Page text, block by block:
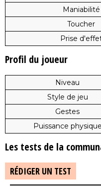
Maniabilité
Toucher
Prise
Profil du joueur
Niveau
Style de jeu
Gestes
Puissance physique
Les tests de la
RÉDIGER UN TEST